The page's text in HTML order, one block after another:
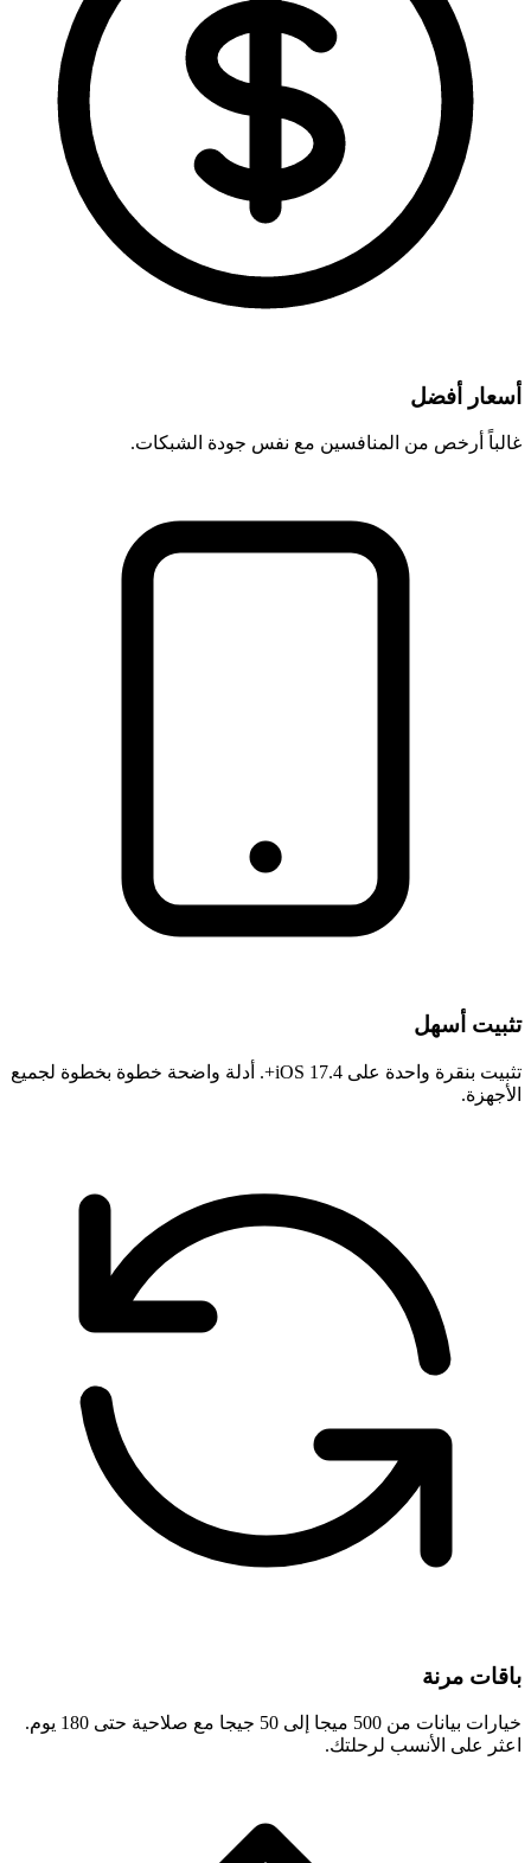
أسعار أفضل
غالباً أرخص من المنافسين مع نفس جودة الشبكات.
تثبيت أسهل
تثبيت بنقرة واحدة على iOS 17.4+. أدلة واضحة خطوة بخطوة لجميع
الأجهزة.
باقات مرنة
خيارات بيانات من 500 ميجا إلى 50 جيجا مع صلاحية حتى 180 يوم.
اعثر على الأنسب لرحلتك.